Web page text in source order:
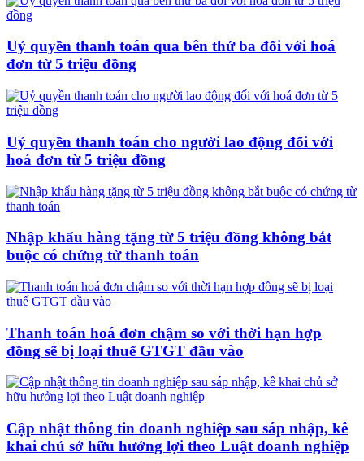
Uỷ quyền thanh toán qua bên thứ ba đối với hoá
đơn từ 5 triệu đồng
Uỷ quyền thanh toán cho người lao động đối với
hoá đơn từ 5 triệu đồng
Nhập khẩu hàng tặng từ 5 triệu đồng không bắt
buộc có chứng từ thanh toán
Thanh toán hoá đơn chậm so với thời hạn hợp
đồng sẽ bị loại thuế GTGT đầu vào
Cập nhật thông tin doanh nghiệp sau sáp nhập, kê
khai chủ sở hữu hưởng lợi theo Luật doanh nghiệp